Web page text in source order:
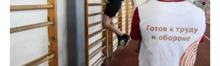
ONLINE-КОНФЕРЕНЦИИ
ОТКРЫТАЯ ЛЕКЦИЯ
ХОККЕЙ
БАСКЕТБОЛ
ВОЛЕЙБОЛ
ВЛАСТЬ
ИНФРАСТРУКТУРА
ИСТОРИЯ
СЮЖЕТЫ
СПРАВОЧНИК
СПИСОК ПЕРСОН
ПОЛНАЯ ВЕРСИЯ